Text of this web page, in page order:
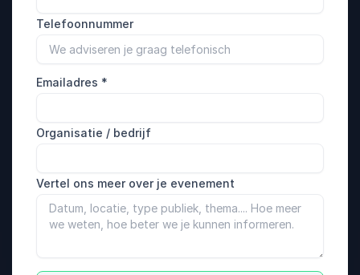
Telefoonnummer
Emailadres *
Organisatie / bedrijf
Vertel ons meer over je evenement